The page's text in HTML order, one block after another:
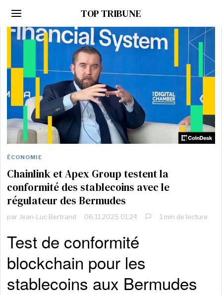
TOP TRIBUNE
ÉCONOMIE
Chainlink et Apex Group testent la
conformité des stablecoins avec le
régulateur des Bermudes
par Jean-Luc Bertrand 06.11.2025 01:24 1 min de lecture
Test de conformité
blockchain pour les
stablecoins aux Bermudes